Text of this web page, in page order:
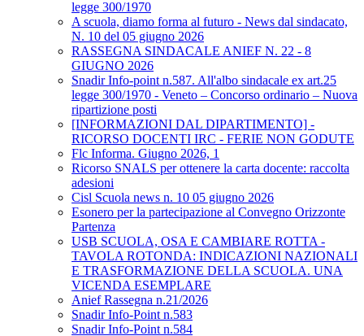
legge 300/1970
A scuola, diamo forma al futuro - News dal sindacato,
N. 10 del 05 giugno 2026
RASSEGNA SINDACALE ANIEF N. 22 - 8
GIUGNO 2026
Snadir Info-point n.587. All'albo sindacale ex art.25
legge 300/1970 - Veneto – Concorso ordinario – Nuova
ripartizione posti
[INFORMAZIONI DAL DIPARTIMENTO] -
RICORSO DOCENTI IRC - FERIE NON GODUTE
Flc Informa. Giugno 2026, 1
Ricorso SNALS per ottenere la carta docente: raccolta
adesioni
Cisl Scuola news n. 10 05 giugno 2026
Esonero per la partecipazione al Convegno Orizzonte
Partenza
USB SCUOLA, OSA E CAMBIARE ROTTA -
TAVOLA ROTONDA: INDICAZIONI NAZIONALI
E TRASFORMAZIONE DELLA SCUOLA. UNA
VICENDA ESEMPLARE
Anief Rassegna n.21/2026
Snadir Info-Point n.583
Snadir Info-Point n.584